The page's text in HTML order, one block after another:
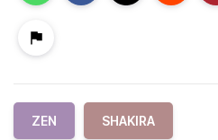
ZEN SHAKIRA